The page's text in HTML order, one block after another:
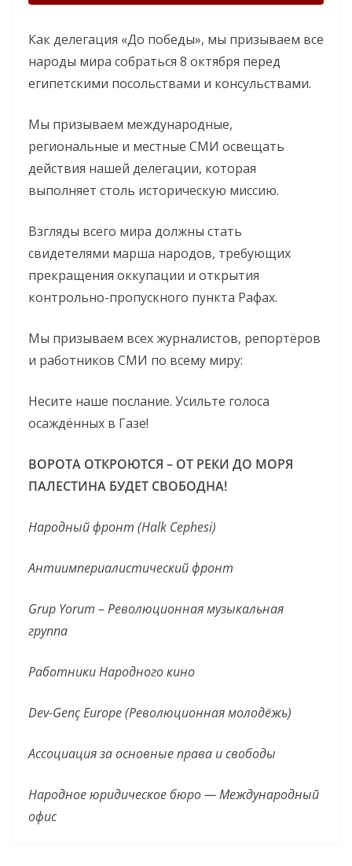
Как делегация «До победы», мы призываем все
народы мира собраться 8 октября перед
египетскими посольствами и консульствами.
Мы призываем международные,
региональные и местные СМИ освещать
действия нашей делегации, которая
выполняет столь историческую миссию.
Взгляды всего мира должны стать
свидетелями марша народов, требующих
прекращения оккупации и открытия
контрольно-пропускного пункта Рафах.
Мы призываем всех журналистов, репортёров
и работников СМИ по всему миру:
Несите наше послание. Усильте голоса
осаждённых в Газе!
ВОРОТА ОТКРОЮТСЯ – ОТ РЕКИ ДО МОРЯ
ПАЛЕСТИНА БУДЕТ СВОБОДНА!
Народный фронт (Halk Cephesi)
Антиимпериалистический фронт
Grup Yorum – Революционная музыкальная
группа
Работники Народного кино
Dev-Genç Europe (Революционная молодёжь)
Ассоциация за основные права и свободы
Народное юридическое бюро — Международный
офис